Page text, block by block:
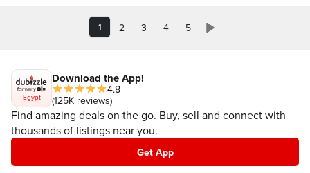
1 2 3 4 5
Egypt
Download the App!
4.8
(125K reviews)
Find amazing deals on the go. Buy, sell and connect with
thousands of listings near you.
Get App